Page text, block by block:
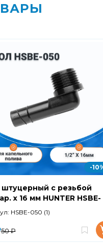
-
штуцерный с резьбой
х 16 мм HUNTER HSBE-
HSBE-050 (1)
50 ₽